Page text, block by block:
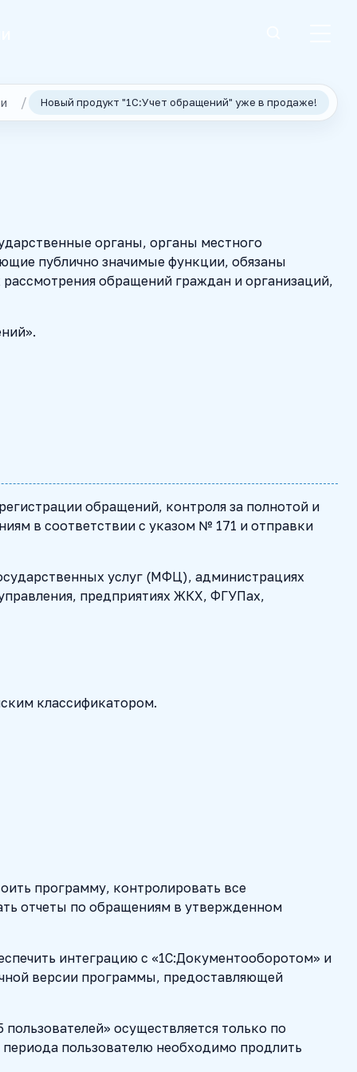
Новый продукт "1С:Учет обращений" уже в продаже!
органы, органы местного
публично значимые функции, обязаны
обращений граждан и организаций,
обращений, контроля за полнотой и
в соответствии с указом № 171 и отправки
услуг (МФЦ), администрациях
предприятиях ЖКХ, ФГУПах,
классификатором.
программу, контролировать все
отчеты по обращениям в утвержденном
интеграцию с «1С:Документооборотом» и
версии программы, предоставляющей
осуществляется только по
пользователю необходимо продлить